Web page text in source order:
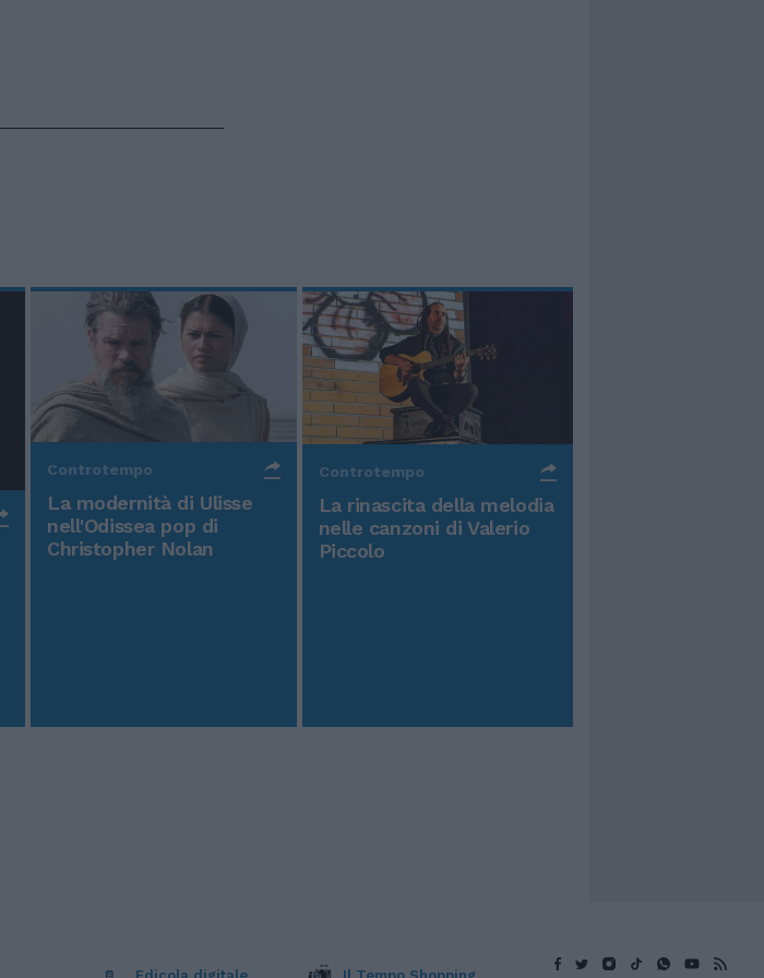
Controtempo
La modernità di Ulisse
nell'Odissea pop di
Christopher Nolan
Controtempo
La rinascita della melodia
nelle canzoni di Valerio
Piccolo